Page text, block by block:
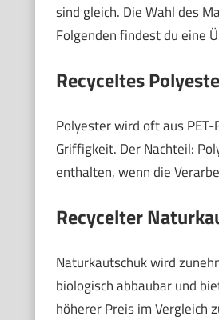
sind gleich. Die Wahl des
Folgenden findest du eine
Recyceltes
Polyester wird oft aus
Griffigkeit. Der Nachteil:
enthalten, wenn die
Recycelter
Naturkautschuk wird
biologisch abbaubar und
höherer Preis im Vergleich